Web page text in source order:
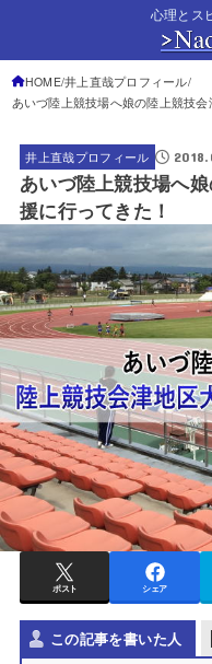
心理とス
HOME 井上直哉プロフィール
あいづ陸上競技場へ娘の陸上競技
井上直哉プロフィール
あいづ陸上競技場へ
援に行ってきた！
ポスト シェア
この記事を書いた人